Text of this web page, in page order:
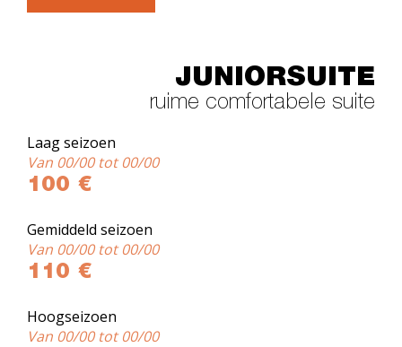
JUNIORSUITE
ruime comfortabele suite
Laag seizoen
Van 00/00 tot 00/00
100 €
Gemiddeld seizoen
Van 00/00 tot 00/00
110 €
Hoogseizoen
Van 00/00 tot 00/00